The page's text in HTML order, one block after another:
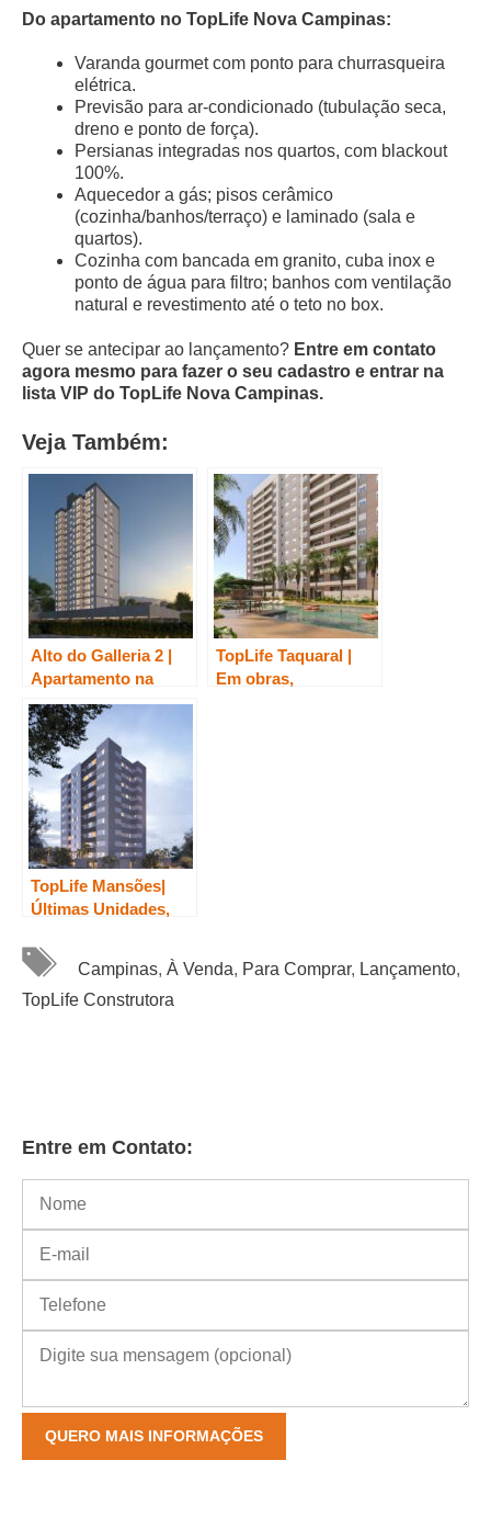
Do apartamento no TopLife Nova Campinas:
Varanda gourmet com ponto para churrasqueira
elétrica.
Previsão para ar-condicionado (tubulação seca,
dreno e ponto de força).
Persianas integradas nos quartos, com blackout
100%.
Aquecedor a gás; pisos cerâmico
(cozinha/banhos/terraço) e laminado (sala e
quartos).
Cozinha com bancada em granito, cuba inox e
ponto de água para filtro; banhos com ventilação
natural e revestimento até o teto no box.
Quer se antecipar ao lançamento? Entre em contato
agora mesmo para fazer o seu cadastro e entrar na
lista VIP do TopLife Nova Campinas.
Veja Também:
Alto do Galleria 2 |
Apartamento na
planta, Minha Casa
Minha Vida em
Campinas
TopLife Taquaral |
Em obras,
TopLife Mansões|
Últimas Unidades,
Planta em Campinas
Campinas,À Venda, Para Comprar, Lançamento,
TopLife Construtora
Entre em Contato: